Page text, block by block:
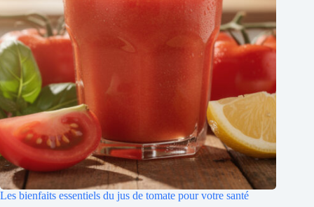
Les bienfaits essentiels du jus de tomate pour votre santé